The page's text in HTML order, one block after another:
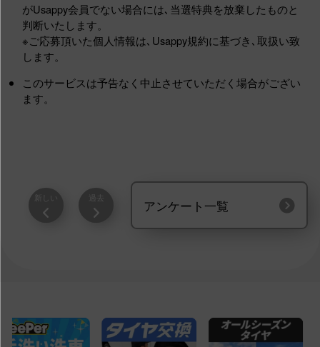
がUsappy会員でない場合には､当選特典を放棄したものと
判断いたします。
※ご応募頂いた個人情報は､Usappy規約に基づき､取扱い致
します。
このサービスは予告なく中止させていただく場合がござい
ます。
新しい 過去 アンケート一覧